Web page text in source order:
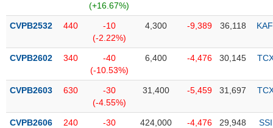
yết
mới
Niêm
yết
sung
niêm
(+16.67%)
CVPB2532 440
-10
(-2.22%)
4,300 -9,389 36,118
CVPB2602 340
-40
(-10.53%)
6,400 -4,476 30,145
CVPB2603 630
-30
(-4.55%)
31,400 -5,459 31,697
CVPB2606 240
-30
424,000 -4,476 29,948 SSI
SINH
TRÁI